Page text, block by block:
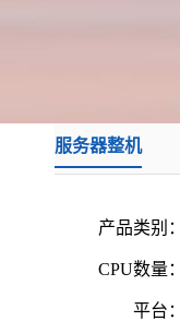
服务器整机
产品类别：
CPU数量：
平台：